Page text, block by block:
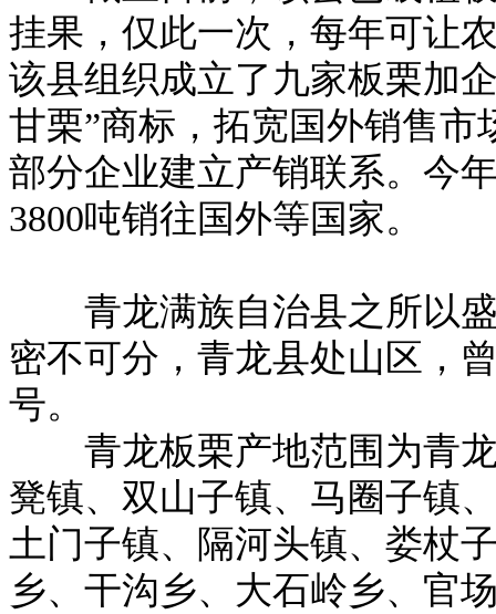
挂果，仅此一次，每年可让
该县组织成立了九家板栗加
甘栗”商标，拓宽国外销售市
部分企业建立产销联系。今
3800吨销往国外等国家。
青龙满族自治县之所以盛
密不可分，青龙县处山区，
号。
青龙板栗产地范围为青龙
凳镇、双山子镇、马圈子镇
土门子镇、隔河头镇、娄杖
乡、干沟乡、大石岭乡、官